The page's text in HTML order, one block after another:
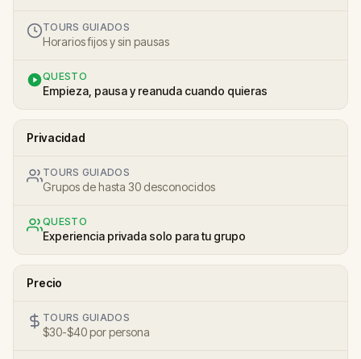
TOURS GUIADOS
Horarios fijos y sin pausas
QUESTO
Empieza, pausa y reanuda cuando quieras
Privacidad
TOURS GUIADOS
Grupos de hasta 30 desconocidos
QUESTO
Experiencia privada solo para tu grupo
Precio
TOURS GUIADOS
$30-$40 por persona